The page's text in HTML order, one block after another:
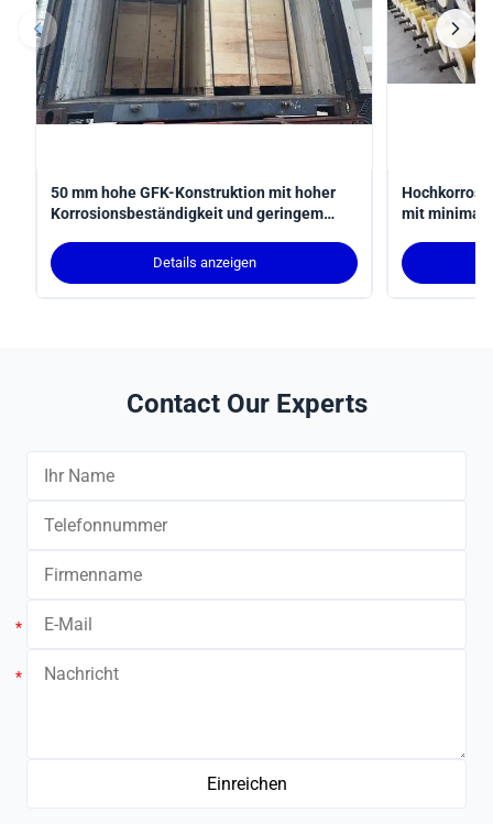
50 mm hohe GFK-Konstruktion mit hoher
Korrosionsbeständigkeit und geringem
strukturelle Unterstützung
Details anzeigen
mit
industrielle
Contact Our Experts
*
*